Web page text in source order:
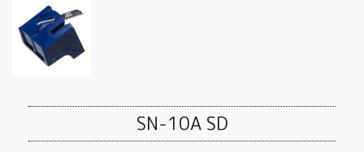
SN-10A SD